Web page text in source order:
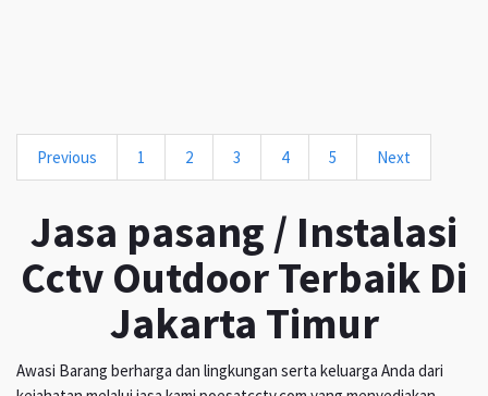
Previous 1 2 3 4 5 Next
Jasa pasang / Instalasi
Cctv Outdoor Terbaik Di
Jakarta Timur
Awasi Barang berharga dan lingkungan serta keluarga Anda dari